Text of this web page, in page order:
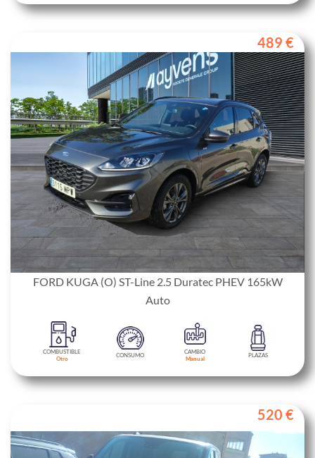
489 €
FORD KUGA (O) ST-Line 2.5 Duratec PHEV 165kW
Auto
COMBUSTIBLE
Otro
CONSUMO
CAMBIO
Manual
PLAZAS
520 €